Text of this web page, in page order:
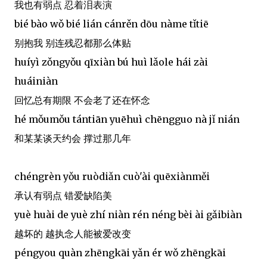
我也有弱点 忍着泪表演
bié bào wǒ bié lián cánrěn dōu nàme tǐtiē
别抱我 别连残忍都那么体贴
huíyì zǒngyǒu qīxiàn bú huì lǎole hái zài
huáiniàn
回忆总有期限 不会老了还在怀念
hé mǒumǒu tántiān yuēhuì chēngguo nà jǐ nián
和某某谈天约会 撑过那几年
chéngrèn yǒu ruòdiǎn cuò'ài quēxiànměi
承认有弱点 错爱缺陷美
yuè huài de yuè zhí niàn rén néng bèi ài gǎibiàn
越坏的 越执念人能被爱改变
péngyou quàn zhēngkāi yǎn ér wǒ zhēngkāi